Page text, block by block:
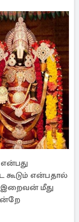
கூடும் என்பதால்
மீது